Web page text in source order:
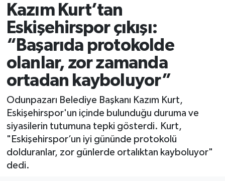
Kazım Kurt’tan
Eskişehirspor çıkışı:
“Başarıda protokolde
olanlar, zor zamanda
ortadan kayboluyor”
Odunpazarı Belediye Başkanı Kazım Kurt,
Eskişehirspor'un içinde bulunduğu duruma ve
siyasilerin tutumuna tepki gösterdi. Kurt,
"Eskişehirspor’un iyi gününde protokolü
dolduranlar, zor günlerde ortalıktan kayboluyor"
dedi.
SPOR
YAŞAM
Son Dakika Haberleri
Haber Arşivi